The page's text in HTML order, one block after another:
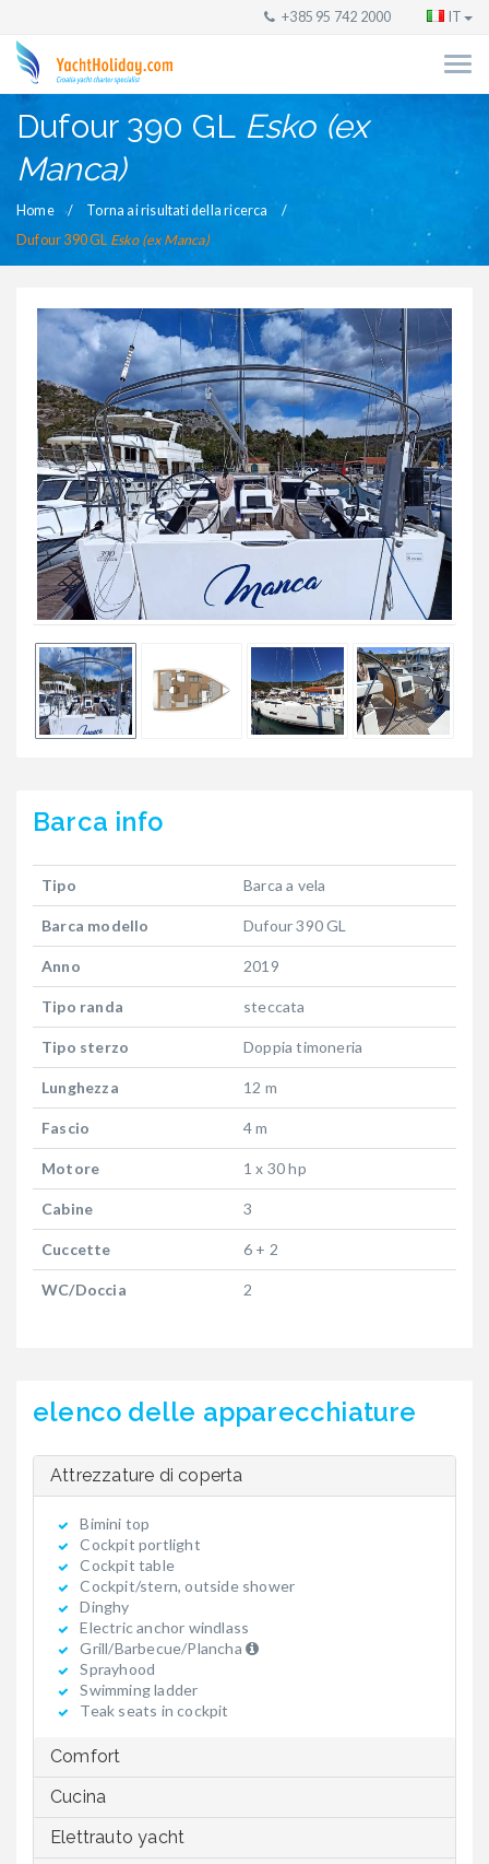
+385 95 742 2000 IT
Dufour 390 GL Esko (ex
Manca)
Home
Torna ai risultati della ricerca
Dufour 390 GL Esko (ex Manca)
Barca info
Tipo Barca a vela
Barca modello Dufour 390 GL
Anno 2019
Tipo randa steccata
Tipo sterzo Doppia timoneria
Lunghezza 12 m
Fascio 4 m
Motore 1 x 30 hp
Cabine 3
Cuccette 6 + 2
WC/Doccia 2
elenco delle apparecchiature
Attrezzature di coperta
Bimini top
Cockpit portlight
Cockpit table
Cockpit/stern, outside shower
Dinghy
Electric anchor windlass
Grill/Barbecue/Plancha
Sprayhood
Swimming ladder
Teak seats in cockpit
Comfort
Cucina
Elettrauto yacht